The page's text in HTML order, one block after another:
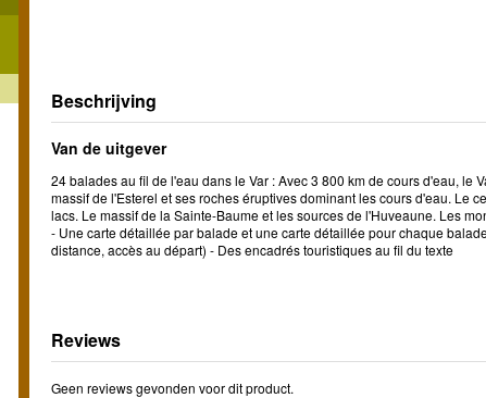
Beschrijving
Van de uitgever
24 balades au fil de l'eau dans le Var : Avec 3 800 km de cours d'eau,
massif de l'Esterel et ses roches éruptives dominant les cours d'eau. Le
lacs. Le massif de la Sainte-Baume et les sources de l'Huveaune. Les
- Une carte détaillée par balade et une carte détaillée pour chaque
distance, accès au départ) - Des encadrés touristiques au fil du texte
Reviews
Geen reviews gevonden voor dit product.